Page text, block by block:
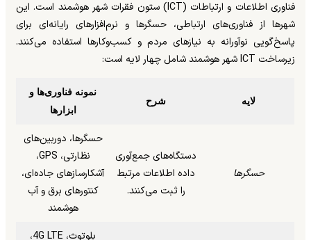
فناوری اطلاعات و ارتباطات (ICT) ستون فقرات شهر هوشمند است. این
شهرها از فناوری‌های ارتباطی، حسگرها و نرم‌افزارهای رایانه‌ای برای
پاسخ‌گویی نوآورانه به نیازهای مردم و کسب‌وکارها استفاده می‌کنند.
زیرساخت ICT شهر هوشمند شامل چهار لایه است:
لایه شرح
نمونه فناوری‌ها و
ابزارها
حسگرها
دستگاه‌های جمع‌آوری
داده اطلاعات مرتبط
را ثبت می‌کنند.
حسگرها، دوربین‌های
نظارتی، GPS،
آشکارسازهای جاده‌ای،
کنتورهای برق و آب
هوشمند
بلوتوث، 4G LTE،